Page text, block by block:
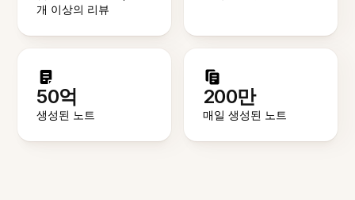
개 이상의 리뷰
50억
생성된 노트
200만
매일 생성된 노트